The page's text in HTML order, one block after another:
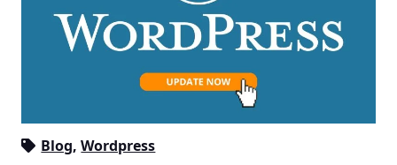
Blog,Wordpress